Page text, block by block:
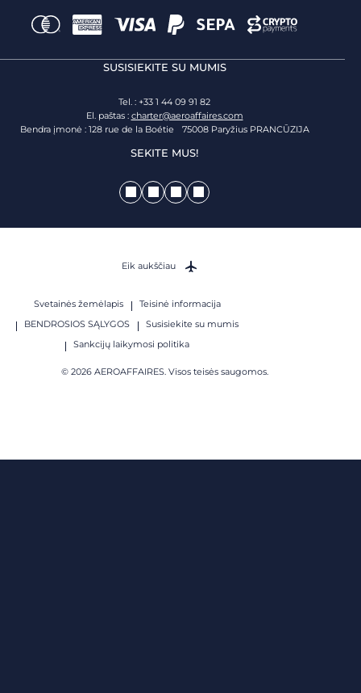
SUSISIEKITE SU MUMIS
Tel. : +33 1 44 09 91 82
El. paštas : charter@aeroaffaires.com
Bendra įmonė : 128 rue de la Boétie 75008 Paryžius PRANCŪZIJA
SEKITE MUS!
Svetainės žemėlapis
Teisinė informacija
BENDROSIOS SĄLYGOS
Susisiekite su mumis
Sankcijų laikymosi politika
© 2026 AEROAFFAIRES. Visos teisės saugomos.
Eik aukščiau